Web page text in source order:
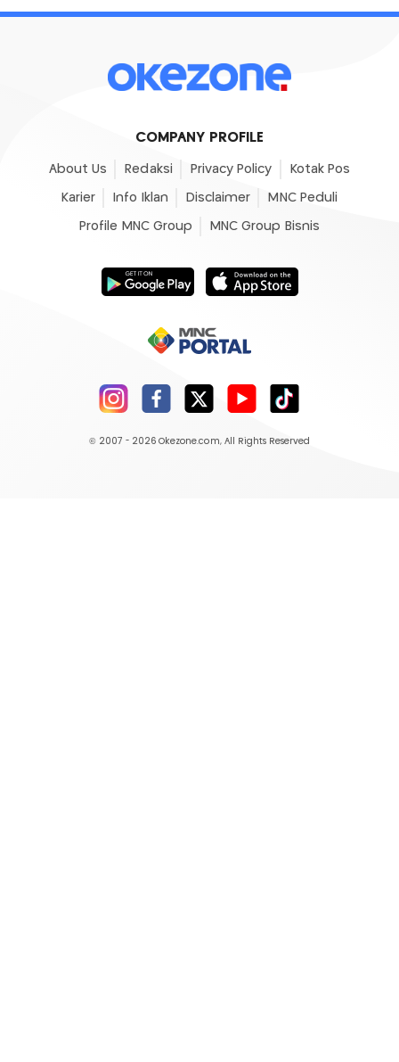
COMPANY PROFILE
About Us Redaksi Privacy Policy Kotak Pos
Karier Info Iklan Disclaimer MNC Peduli
Profile MNC Group MNC Group Bisnis
© 2007 - 2026 Okezone.com, All Rights Reserved